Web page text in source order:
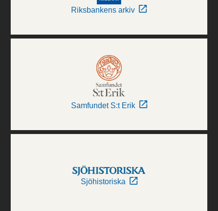
Riksbankens arkiv
Samfundet S:t Erik
Sjöhistoriska